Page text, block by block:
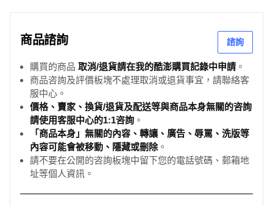
商品諮詢 諮詢
購買的商品 取消/退貨請在我的酷澎購買記錄中申請 。
商品咨詢及評價板塊不處理取消或退貨事宜，請聯絡客
服中心。
價格、賣家、換貨/退貨及配送等與商品本身無關的咨詢
請使用客服中心的1:1咨詢 。
「商品本身」無關的內容、轉讓、廣告、辱罵、洗版等
內容可能會被移動、隱藏或刪除。
請不要在公開的咨詢板塊中留下您的電話號碼、郵箱地
址等個人資訊。